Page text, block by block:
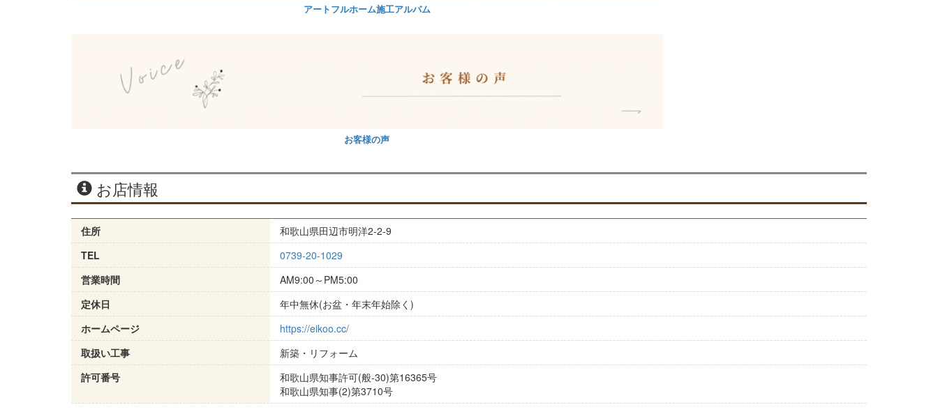
アートフルホーム施工アルバム
お客様の声
お店情報
住所
和歌山県田辺市明洋2-2-9
TEL
0739-20-1029
営業時間
AM9:00～PM5:00
定休日
年中無休(お盆・年末年始除く)
ホームページ
https://eikoo.cc/
取扱い工事
新築・リフォーム
許可番号
和歌山県知事許可(般-30)第16365号
和歌山県知事(2)第3710号